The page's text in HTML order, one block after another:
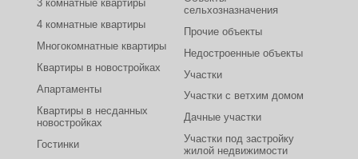
3 комнатные квартиры
4 комнатные квартиры
Многокомнатные квартиры
Квартиры в новостройках
Апартаменты
Квартиры в несданных
новостройках
Гостинки
сельхозназначения
Прочие объекты
Недостроенные объекты
Участки
Участки с ветхим домом
Дачные участки
Участки под застройку
жилой недвижимости